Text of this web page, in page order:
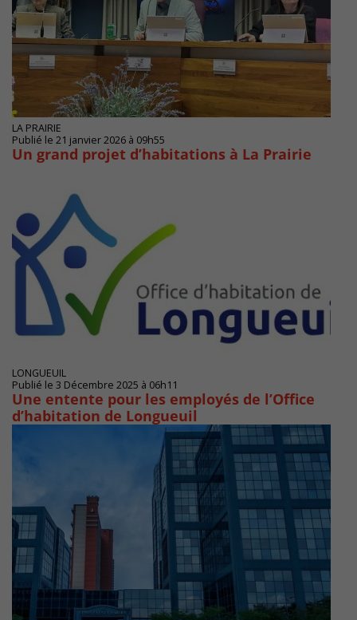
LA PRAIRIE
Publié le 21 janvier 2026 à 09h55
Un grand projet d’habitations à La Prairie
LONGUEUIL
Publié le 3 Décembre 2025 à 06h11
Une entente pour les employés de l’Office
d’habitation de Longueuil